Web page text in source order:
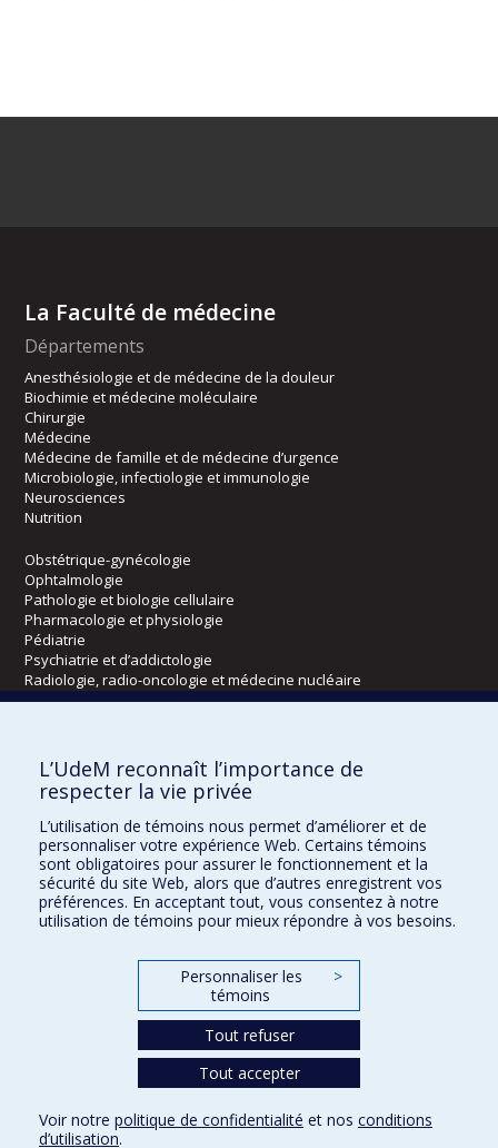
La Faculté de médecine
Départements
Anesthésiologie et de médecine de la douleur
Biochimie et médecine moléculaire
Chirurgie
Médecine
Médecine de famille et de médecine d’urgence
Microbiologie, infectiologie et immunologie
Neurosciences
Nutrition
Obstétrique-gynécologie
Ophtalmologie
Pathologie et biologie cellulaire
Pharmacologie et physiologie
Pédiatrie
Psychiatrie et d’addictologie
Radiologie, radio-oncologie et médecine nucléaire
Kinésiologie et des sciences de l’activité physique
Orthophonie et audiologie
Réadaptation
Directions
DPC
CPASS
L’UdeM reconnaît l’importance de
respecter la vie privée
L’utilisation de témoins nous permet d’améliorer et de
personnaliser votre expérience Web. Certains témoins
sont obligatoires pour assurer le fonctionnement et la
sécurité du site Web, alors que d’autres enregistrent vos
préférences. En acceptant tout, vous consentez à notre
utilisation de témoins pour mieux répondre à vos besoins.
Personnaliser les
témoins
>
Tout refuser
Tout accepter
Voir notre politique de confidentialité et nos conditions
d’utilisation.